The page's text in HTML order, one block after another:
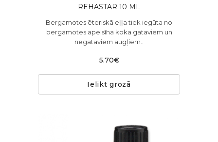
REHASTAR 10 ML
Bergamotes ēteriskā eļļa tiek iegūta no
bergamotes apelsīna koka gataviem un
negataviem augļiem..
5.70€
Ielikt grozā